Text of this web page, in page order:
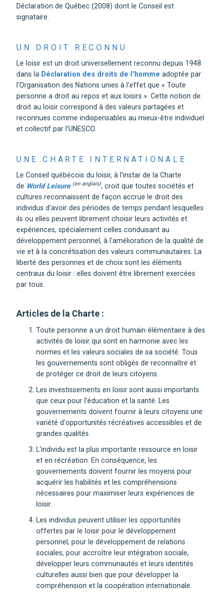
Déclaration de Québec (2008) dont le Conseil est
signataire.
UN DROIT RECONNU
Le loisir est un droit universellement reconnu depuis 1948
dans la Déclaration des droits de l'homme adoptée par
l'Organisation des Nations unies à l'effet que « Toute
personne a droit au repos et aux loisirs ». Cette notion de
droit au loisir correspond à des valeurs partagées et
reconnues comme indispensables au mieux-être individuel
et collectif par l'UNESCO.
UNE CHARTE INTERNATIONALE
Le Conseil québécois du loisir, à l'instar de la Charte
de World Leisure (en anglais), croit que toutes sociétés et
cultures reconnaissent de façon accrue le droit des
individus d'avoir des périodes de temps pendant lesquelles
ils ou elles peuvent librement choisir leurs activités et
expériences, spécialement celles conduisant au
développement personnel, à l'amélioration de la qualité de
vie et à la concrétisation des valeurs communautaires. La
liberté des personnes et de choix sont les éléments
centraux du loisir : elles doivent être librement exercées
par tous.
Articles de la Charte :
Toute personne a un droit humain élémentaire à des
activités de loisir qui sont en harmonie avec les
normes et les valeurs sociales de sa société. Tous
les gouvernements sont obligés de reconnaître et
de protéger ce droit de leurs citoyens.
Les investissements en loisir sont aussi importants
que ceux pour l'éducation et la santé. Les
gouvernements doivent fournir à leurs citoyens une
variété d'opportunités récréatives accessibles et de
grandes qualités.
L'individu est la plus importante ressource en loisir
et en récréation. En conséquence, les
gouvernements doivent fournir les moyens pour
acquérir les habilités et les compréhensions
nécessaires pour maximiser leurs expériences de
loisir.
Les individus peuvent utiliser les opportunités
offertes par le loisir pour le développement
personnel, pour le développement de relations
sociales, pour accroître leur intégration sociale,
développer leurs communautés et leurs identités
culturelles aussi bien que pour développer la
compréhension et la coopération internationale.